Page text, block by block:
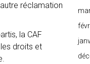
réclamation
la CAF
droits et